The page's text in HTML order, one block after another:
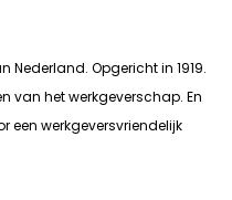
Nederland. Opgericht in 1919.
van het werkgeverschap. En
een werkgeversvriendelijk